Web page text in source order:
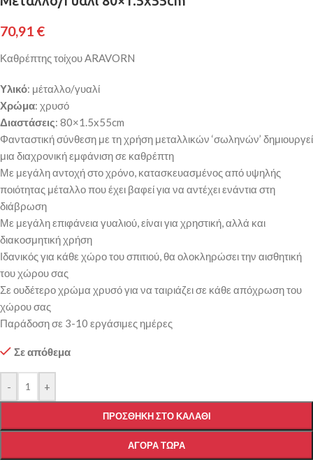
70,91 €
Καθρέπτης τοίχου ARAVORN
Υλικό: μέταλλο/γυαλί
Χρώμα: χρυσό
Διαστάσεις: 80×1.5x55cm
Φανταστική σύνθεση με τη χρήση μεταλλικών ‘σωληνών’ δημιουργεί
μια διαχρονική εμφάνιση σε καθρέπτη
Με μεγάλη αντοχή στο χρόνο, κατασκευασμένος από υψηλής
ποιότητας μέταλλο που έχει βαφεί για να αντέχει ενάντια στη
διάβρωση
Με μεγάλη επιφάνεια γυαλιού, είναι για χρηστική, αλλά και
διακοσμητική χρήση
Ιδανικός για κάθε χώρο του σπιτιού, θα ολοκληρώσει την αισθητική
του χώρου σας
Σε ουδέτερο χρώμα χρυσό για να ταιριάζει σε κάθε απόχρωση του
χώρου σας
Παράδοση σε 3-10 εργάσιμες ημέρες
Σε απόθεμα
- +
ΠΡΟΣΘΉΚΗ ΣΤΟ ΚΑΛΆΘΙ
ΑΓΟΡΆ ΤΏΡΑ